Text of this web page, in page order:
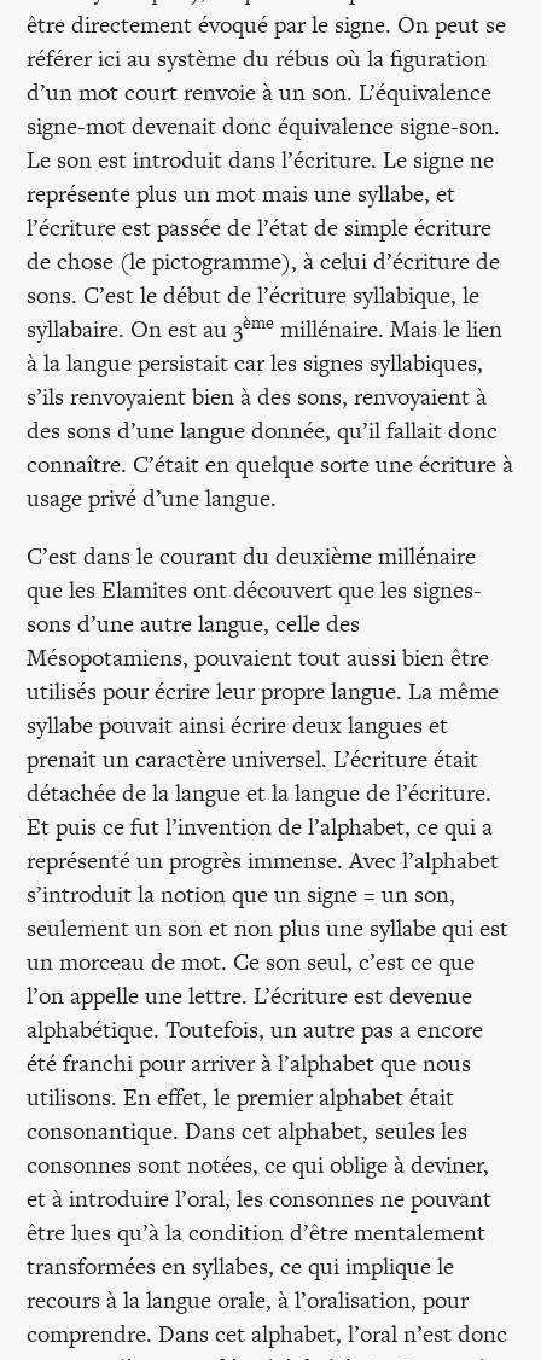
être directement évoqué par le signe. On peut se
référer ici au système du rébus où la figuration
d’un mot court renvoie à un son. L’équivalence
signe-mot devenait donc équivalence signe-son.
Le son est introduit dans l’écriture. Le signe ne
représente plus un mot mais une syllabe, et
l’écriture est passée de l’état de simple écriture
de chose (le pictogramme), à celui d’écriture de
sons. C’est le début de l’écriture syllabique, le
syllabaire. On est au 3ème millénaire. Mais le lien
à la langue persistait car les signes syllabiques,
s’ils renvoyaient bien à des sons, renvoyaient à
des sons d’une langue donnée, qu’il fallait donc
connaître. C’était en quelque sorte une écriture à
usage privé d’une langue.
C’est dans le courant du deuxième millénaire
que les Elamites ont découvert que les signes-
sons d’une autre langue, celle des
Mésopotamiens, pouvaient tout aussi bien être
utilisés pour écrire leur propre langue. La même
syllabe pouvait ainsi écrire deux langues et
prenait un caractère universel. L’écriture était
détachée de la langue et la langue de l’écriture.
Et puis ce fut l’invention de l’alphabet, ce qui a
représenté un progrès immense. Avec l’alphabet
s’introduit la notion que un signe = un son,
seulement un son et non plus une syllabe qui est
un morceau de mot. Ce son seul, c’est ce que
l’on appelle une lettre. L’écriture est devenue
alphabétique. Toutefois, un autre pas a encore
été franchi pour arriver à l’alphabet que nous
utilisons. En effet, le premier alphabet était
consonantique. Dans cet alphabet, seules les
consonnes sont notées, ce qui oblige à deviner,
et à introduire l’oral, les consonnes ne pouvant
être lues qu’à la condition d’être mentalement
transformées en syllabes, ce qui implique le
recours à la langue orale, à l’oralisation, pour
comprendre. Dans cet alphabet, l’oral n’est donc